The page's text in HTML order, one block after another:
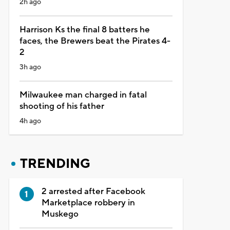
2h ago
Harrison Ks the final 8 batters he
faces, the Brewers beat the Pirates 4-
2
3h ago
Milwaukee man charged in fatal
shooting of his father
4h ago
TRENDING
2 arrested after Facebook
Marketplace robbery in
Muskego